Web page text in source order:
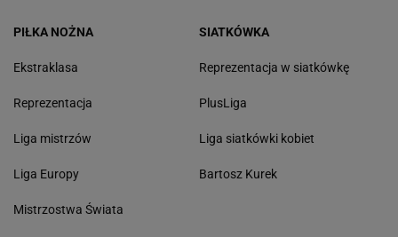
PIŁKA NOŻNA
Ekstraklasa
Reprezentacja
Liga mistrzów
Liga Europy
Mistrzostwa Świata
SIATKÓWKA
Reprezentacja w siatkówkę
PlusLiga
Liga siatkówki kobiet
Bartosz Kurek